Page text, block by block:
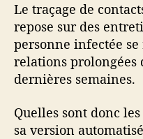
Le traçage de
repose sur des
personne infectée se
relations prolongées
dernières semaines.
Quelles sont donc
sa version